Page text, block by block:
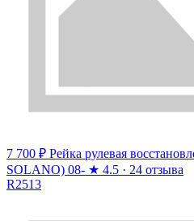
7 700 ₽ Рейка рулевая
SOLANO) 08- ★ 4.5 · 24 отзыва
R2513